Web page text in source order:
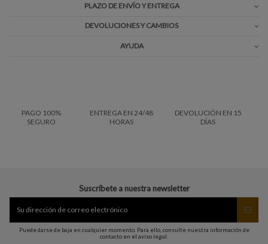
PLAZO DE ENVÍO Y ENTREGA
DEVOLUCIONES Y CAMBIOS
AYUDA
PAGO 100%
SEGURO
ENTREGA EN 24/48
HORAS
DEVOLUCIÓN EN 15
DÍAS
Suscríbete a nuestra newsletter
Puede darse de baja en cualquier momento. Para ello, consulte nuestra información de
contacto en el aviso legal.